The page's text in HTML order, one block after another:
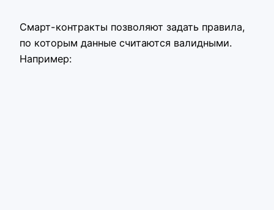
Смарт-контракты позволяют задать правила,
по которым данные считаются валидными.
Например: